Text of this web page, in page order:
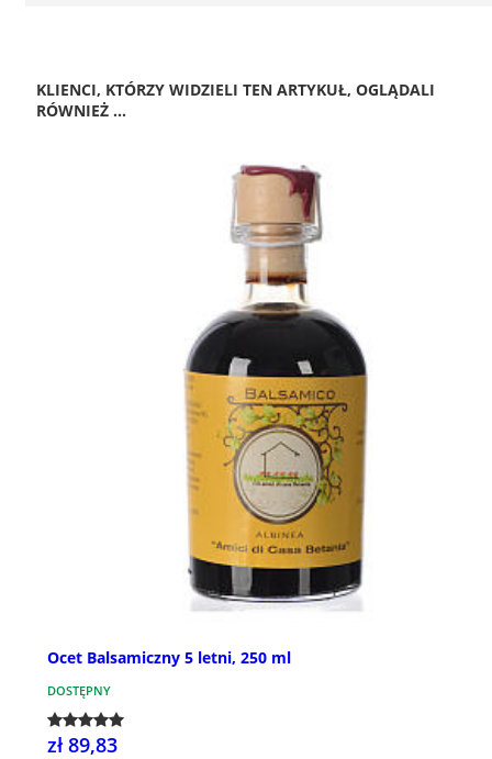
KLIENCI, KTÓRZY WIDZIELI TEN ARTYKUŁ, OGLĄDALI
RÓWNIEŻ ...
Ocet Balsamiczny 5 letni, 250 ml
DOSTĘPNY
zł 89,83